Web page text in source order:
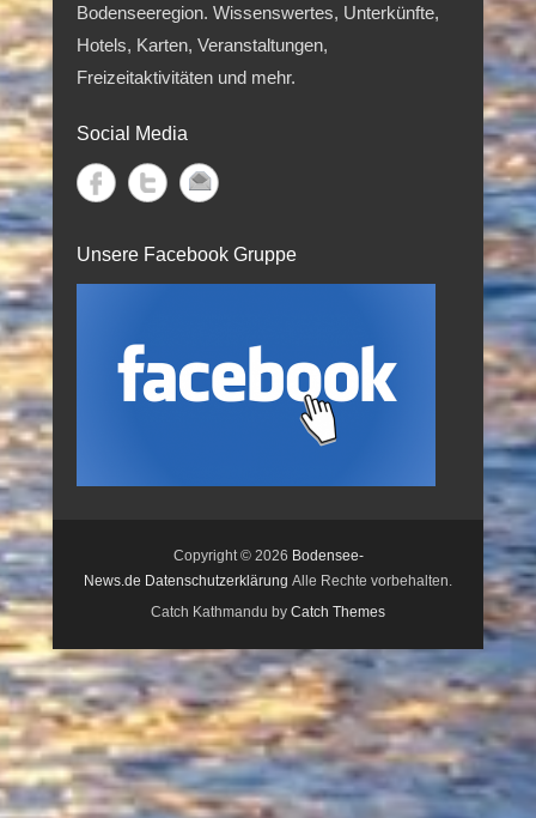
Bodenseeregion. Wissenswertes, Unterkünfte,
Hotels, Karten, Veranstaltungen,
Freizeitaktivitäten und mehr.
Social Media
Unsere Facebook Gruppe
Copyright © 2026 Bodensee-
News.de Datenschutzerklärung Alle Rechte vorbehalten.
Catch Kathmandu by Catch Themes